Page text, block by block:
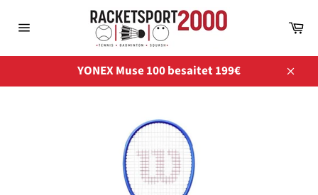
zum
Seitennavigation
YONEX Muse 100 besaitet 199€